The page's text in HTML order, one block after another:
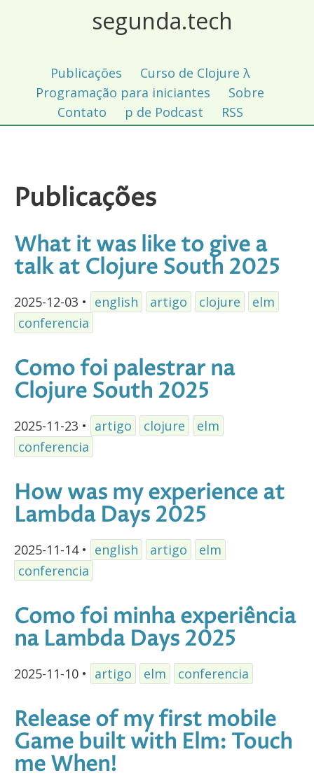
segunda.tech
Publicações
Curso de Clojure λ
Programação para iniciantes
Sobre
Contato
p de Podcast RSS
Publicações
What it was like to give a
talk at Clojure South 2025
2025-12-03 • english artigo clojure
elm
conferencia
Como foi palestrar na
Clojure South 2025
2025-11-23 • artigo clojure
elm
conferencia
How was my experience at
Lambda Days 2025
2025-11-14 • english artigo
elm
conferencia
Como foi minha experiência
na Lambda Days 2025
2025-11-10 • artigo elm conferencia
Release of my first mobile
Game built with Elm: Touch
me When!